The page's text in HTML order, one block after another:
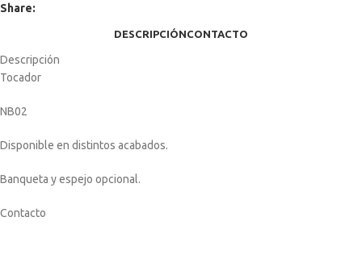
Share:
DESCRIPCIÓNCONTACTO
Descripción
Tocador
NB02
Disponible en distintos acabados.
Banqueta y espejo opcional.
Contacto